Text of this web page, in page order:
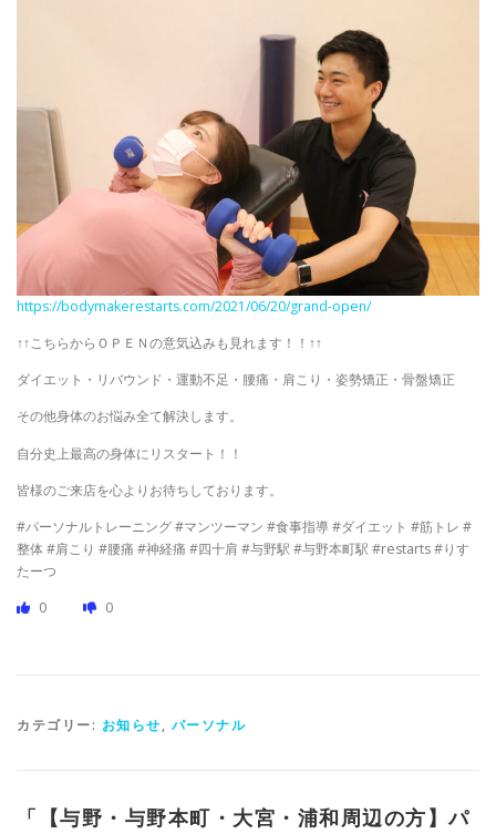
https://bodymakerestarts.com/2021/06/20/grand-open/
↑↑こちらからＯＰＥＮの意気込みも見れます！！↑↑
ダイエット・リバウンド・運動不足・腰痛・肩こり・姿勢矯正・骨盤矯正
その他身体のお悩み全て解決します。
自分史上最高の身体にリスタート！！
皆様のご来店を心よりお待ちしております。
#パーソナルトレーニング #マンツーマン #食事指導 #ダイエット #筋トレ #
整体 #肩こり #腰痛 #神経痛 #四十肩 #与野駅 #与野本町駅 #restarts #りす
たーつ
0
0
カテゴリー: お知らせ, パーソナル
「
【与野・与野本町・大宮・浦和周辺の方】パ